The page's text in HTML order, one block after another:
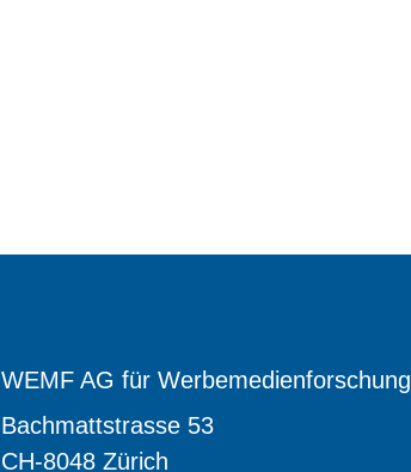
WEMF AG für Werbemedienforschung
Bachmattstrasse 53
CH-8048 Zürich